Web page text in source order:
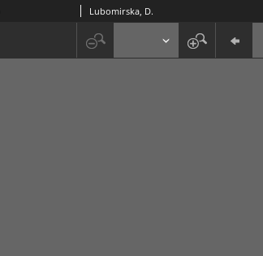
Lubomirska, D.